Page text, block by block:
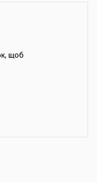
щоб